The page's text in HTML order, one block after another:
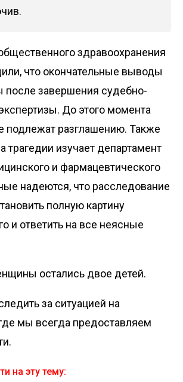
здравоохранения
что окончательные выводы
после завершения судебно-
До этого момента
подлежат разглашению. Также
трагедии изучает департамент
и фармацевтического
надеются, что расследование
полную картину
и ответить на все неясные
остались двое детей.
за ситуацией на
мы всегда предоставляем
на эту тему: